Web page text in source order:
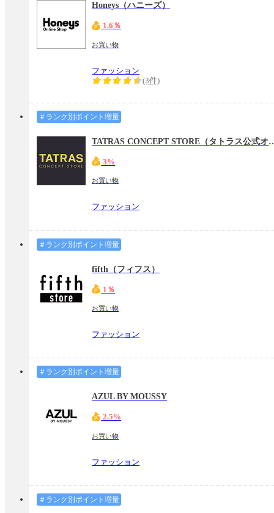
Honeys（ハニーズ）
1.6％
お買い物
ファッション
(3件)
＃ランク別ポイント増量
TATRAS CONCEPT
3%
お買い物
ファッション
＃ランク別ポイント増量
fifth（フィフス）
1％
お買い物
ファッション
＃ランク別ポイント増量
AZUL BY MOUSSY
2.5%
お買い物
ファッション
＃ランク別ポイント増量